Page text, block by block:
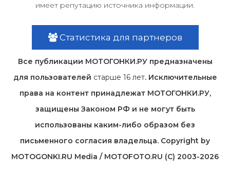
имеет репутацию источника информации.
Статистика для партнеров
Все публикации МОТОГОНКИ.РУ предназначены
для пользователей старше 16 лет. Исключительные
права на контент принадлежат МОТОГОНКИ.РУ,
защищены Законом РФ и не могут быть
использованы каким-либо образом без
письменного согласия владельца. Copyright by
MOTOGONKI.RU Media / MOTOFOTO.RU (C) 2003-2026